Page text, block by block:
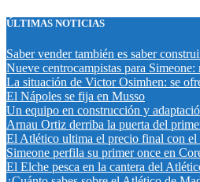
Saltar
contenido
ÚLTIMAS NOTICIAS
Saber vender también es saber
Nueve centrocampistas para
La situación de Victor Osimhen: se
El Nápoles se fija en Musso
Un equipo en construcción y
Arnau Ortiz derriba la puerta del
El Atlético ultima el precio final con el
Simeone perfila su primer once en
El Elche pesca en la cantera del